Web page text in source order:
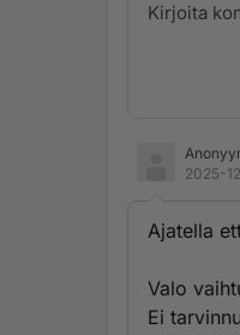
2025-
Ajatella
Valo
Ei